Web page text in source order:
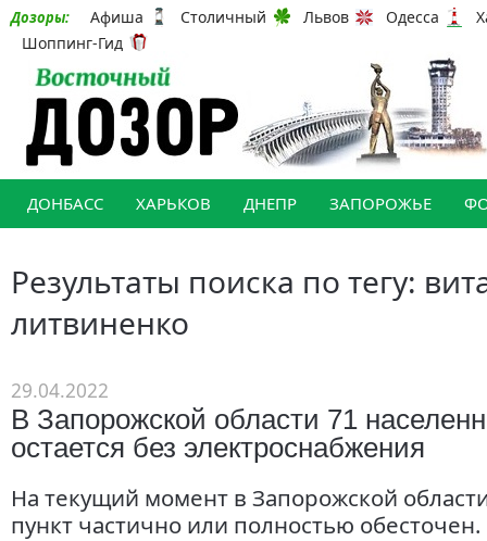
Дозоры: Афиша Столичный Львов Одесса
Шоппинг-Гид
ДОНБАСС ХАРЬКОВ ДНЕПР ЗАПОРОЖЬЕ
Результаты поиска по тегу:
литвиненко
29.04.2022
В Запорожской области 71
остается без электроснабжения
На текущий момент в Запорожской
пункт частично или полностью обесточен.